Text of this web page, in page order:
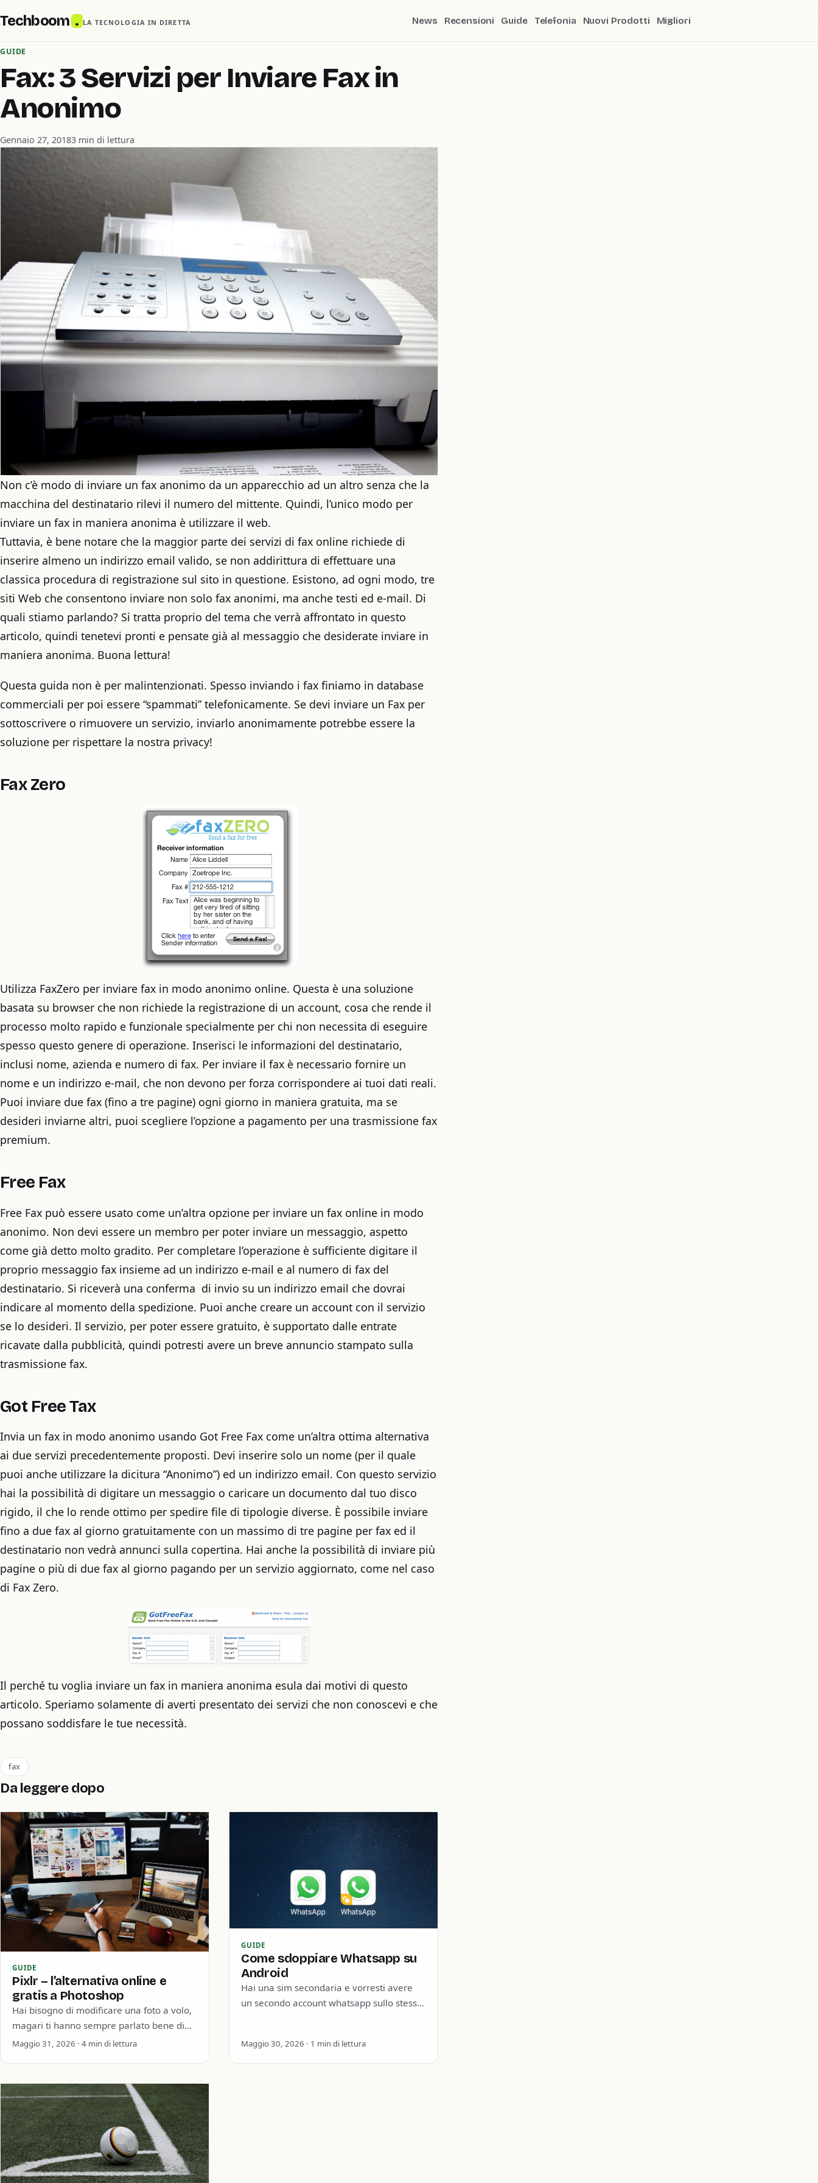
Techboom . LA TECNOLOGIA IN DIRETTA News Recensioni Guide Telefonia Nuovi Prodotti Migliori
GUIDE
Fax: 3 Servizi per Inviare Fax in
Anonimo
Gennaio 27, 20183 min di lettura
Non c’è modo di inviare un fax anonimo da un apparecchio ad un altro senza che la
macchina del destinatario rilevi il numero del mittente. Quindi, l’unico modo per
inviare un fax in maniera anonima è utilizzare il web.
Tuttavia, è bene notare che la maggior parte dei servizi di fax online richiede di
inserire almeno un indirizzo email valido, se non addirittura di effettuare una
classica procedura di registrazione sul sito in questione. Esistono, ad ogni modo, tre
siti Web che consentono inviare non solo fax anonimi, ma anche testi ed e-mail. Di
quali stiamo parlando? Si tratta proprio del tema che verrà affrontato in questo
articolo, quindi tenetevi pronti e pensate già al messaggio che desiderate inviare in
maniera anonima. Buona lettura!
Questa guida non è per malintenzionati. Spesso inviando i fax finiamo in database
commerciali per poi essere “spammati” telefonicamente. Se devi inviare un Fax per
sottoscrivere o rimuovere un servizio, inviarlo anonimamente potrebbe essere la
soluzione per rispettare la nostra privacy!
Fax Zero
Utilizza FaxZero per inviare fax in modo anonimo online. Questa è una soluzione
basata su browser che non richiede la registrazione di un account, cosa che rende il
processo molto rapido e funzionale specialmente per chi non necessita di eseguire
spesso questo genere di operazione. Inserisci le informazioni del destinatario,
inclusi nome, azienda e numero di fax. Per inviare il fax è necessario fornire un
nome e un indirizzo e-mail, che non devono per forza corrispondere ai tuoi dati reali.
Puoi inviare due fax (fino a tre pagine) ogni giorno in maniera gratuita, ma se
desideri inviarne altri, puoi scegliere l’opzione a pagamento per una trasmissione fax
premium.
Free Fax
Free Fax può essere usato come un’altra opzione per inviare un fax online in modo
anonimo. Non devi essere un membro per poter inviare un messaggio, aspetto
come già detto molto gradito. Per completare l’operazione è sufficiente digitare il
proprio messaggio fax insieme ad un indirizzo e-mail e al numero di fax del
destinatario. Si riceverà una conferma di invio su un indirizzo email che dovrai
indicare al momento della spedizione. Puoi anche creare un account con il servizio
se lo desideri. Il servizio, per poter essere gratuito, è supportato dalle entrate
ricavate dalla pubblicità, quindi potresti avere un breve annuncio stampato sulla
trasmissione fax.
Got Free Tax
Invia un fax in modo anonimo usando Got Free Fax come un’altra ottima alternativa
ai due servizi precedentemente proposti. Devi inserire solo un nome (per il quale
puoi anche utilizzare la dicitura “Anonimo”) ed un indirizzo email. Con questo servizio
hai la possibilità di digitare un messaggio o caricare un documento dal tuo disco
rigido, il che lo rende ottimo per spedire file di tipologie diverse. È possibile inviare
fino a due fax al giorno gratuitamente con un massimo di tre pagine per fax ed il
destinatario non vedrà annunci sulla copertina. Hai anche la possibilità di inviare più
pagine o più di due fax al giorno pagando per un servizio aggiornato, come nel caso
di Fax Zero.
Il perché tu voglia inviare un fax in maniera anonima esula dai motivi di questo
articolo. Speriamo solamente di averti presentato dei servizi che non conoscevi e che
possano soddisfare le tue necessità.
fax
Da leggere dopo
GUIDE
Pixlr – l’alternativa online e
gratis a Photoshop
Hai bisogno di modificare una foto a volo,
magari ti hanno sempre parlato bene di
Photoshop e vuoi utilizzarlo. Hai scoperto
Maggio 31, 2026 · 4 min di lettura
GUIDE
Come sdoppiare Whatsapp su
Android
Hai una sim secondaria e vorresti avere
un secondo account whatsapp sullo stesso
Maggio 30, 2026 · 1 min di lettura